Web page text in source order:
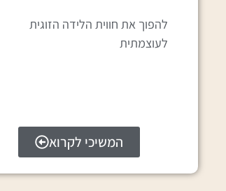
להפוך את חווית הלידה הזוגית
לעוצמתית
המשיכי לקרוא